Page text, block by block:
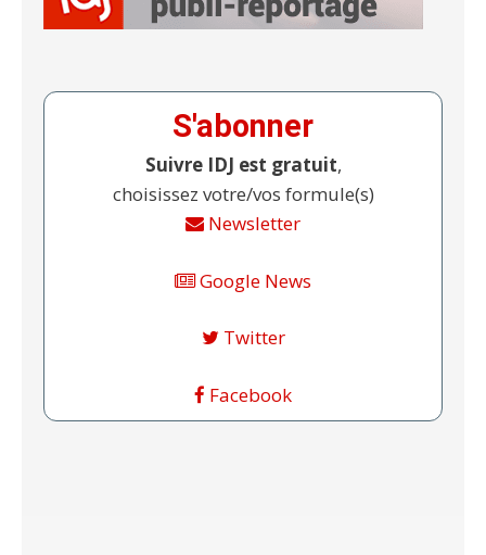
S'abonner
Suivre IDJ est gratuit,
choisissez votre/vos formule(s)
Newsletter
Google News
Twitter
Facebook